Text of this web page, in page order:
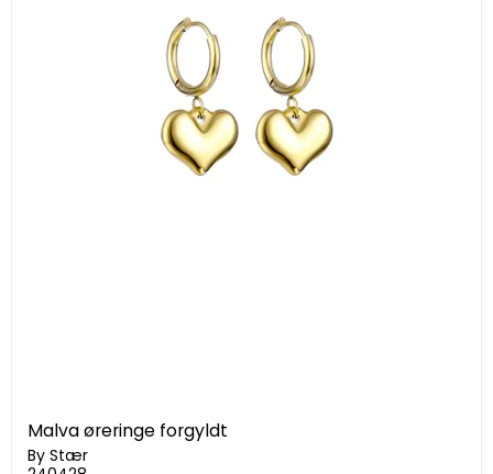
Malva øreringe forgyldt
By Stær